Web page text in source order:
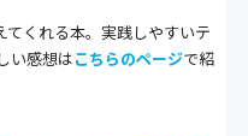
くれる本。実践しやすいテ
い感想はこちらのページで紹